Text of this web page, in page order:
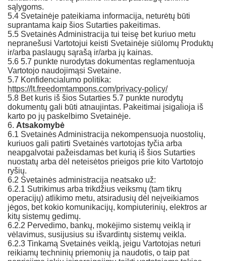
sąlygoms.
5.4 Svetainėje pateikiama informacija, neturėtų būti
suprantama kaip šios Sutarties pakeitimas.
5.5 Svetainės Administracija tui teisę bet kuriuo metu
nepranešusi Vartotojui keisti Svetainėje siūlomų Produktų
ir/arba paslaugų sąrašą ir/arba jų kainas.
5.6 5.7 punkte nurodytas dokumentas reglamentuoja
Vartotojo naudojimąsi Svetaine.
5.7 Konfidencialumo politika:
https://lt.freedomtampons.com/privacy-policy/
5.8 Bet kuris iš šios Sutarties 5.7 punkte nurodytų
dokumentų gali būti atnaujintas. Pakeitimai įsigalioja iš
karto po jų paskelbimo Svetainėje.
6. Atsakomybė
6.1 Svetainės Administracija nekompensuoja nuostolių,
kuriuos gali patirti Svetainės vartotojas tyčia arba
neapgalvotai pažeisdamas bet kurią iš šios Sutarties
nuostatų arba dėl neteisėtos prieigos prie kito Vartotojo
ryšių.
6.2 Svetainės administracija neatsako už:
6.2.1 Sutrikimus arba trikdžius veiksmų (tam tikrų
operacijų) atlikimo metu, atsiradusių dėl neįveikiamos
jėgos, bet kokio komunikacijų, kompiuterinių, elektros ar
kitų sistemų gedimų.
6.2.2 Pervedimo, bankų, mokėjimo sistemų veiklą ir
vėlavimus, susijusius su išvardintų sistemų veikla.
6.2.3 Tinkamą Svetainės veiklą, jeigu Vartotojas neturi
reikiamų techninių priemonių ja naudotis, o taip pat